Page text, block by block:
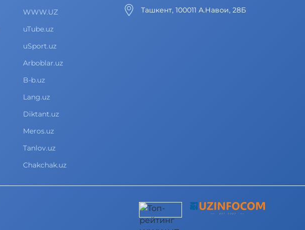
WWW.UZ
uTube.uz
uSport.uz
Arboblar.uz
B-b.uz
Lang.uz
Diktant.uz
Meros.uz
Tanlov.uz
Chakchak.uz
Ташкент, 100011 А.Навои, 28Б